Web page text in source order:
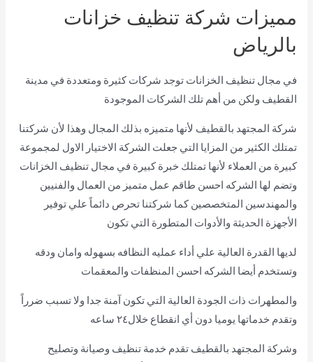
مميزات شركة تنظيف خزانات
بالرياض
في مجال تنظيف الخزانات توجد شركات كثيرة ومتعددة في مدينة
القطيف ولكن من أهم تلك الشركات الموجودة
شركة المجتهد بالقطيف لأنها متميزه بذلك المجال وهذا لأن شركتنا
تمتلك الكثير من المزايا التي جعلت الشركة الاختيار الاول لمجموعة
كبيرة من العملاء لأنها تمتلك خبرة كبيرة في مجال تنظيف الخزانات
وتضم لها الشركه احسن طاقم عمل متميز من العمال والفنيين
والمهندسين المتخصصين كما شركتنا تحرص دائماً علي توفير
الأجهزة الحديثة والأدوات المتطورة التي تكون
لديها القدرة العالية علي أداء عمليه النظافه بسهوله وامان ودقه
وتستخدم أيضا الشركه احسن المنظفات والمعقمات
والمطهرات ذات الجودة العالية التي تكون آمنة جدا ولا تسبب ضرراً
وتقدم خدماتها يوميا دون أي انقطاع خلال٢٤ ساعه
وشركة المجتهد بالقطيف تقدم خدمة تنظيف وصيانة وتصليح